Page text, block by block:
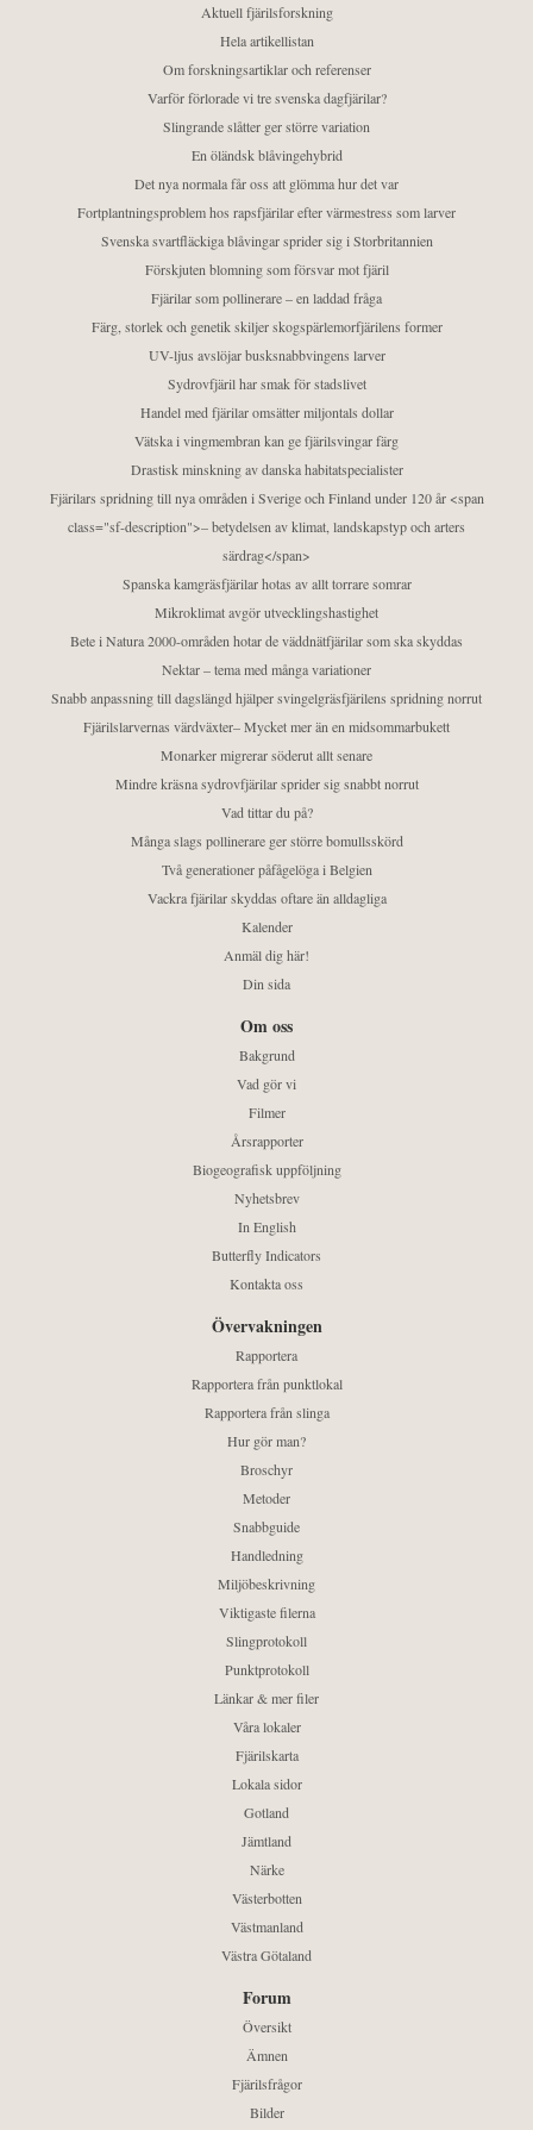
Aktuell fjärilsforskning
Hela artikellistan
Om forskningsartiklar och referenser
Varför förlorade vi tre svenska dagfjärilar?
Slingrande slåtter ger större variation
En öländsk blåvingehybrid
Det nya normala får oss att glömma hur det var
Fortplantningsproblem hos rapsfjärilar efter värmestress som larver
Svenska svartfläckiga blåvingar sprider sig i Storbritannien
Förskjuten blomning som försvar mot fjäril
Fjärilar som pollinerare – en laddad fråga
Färg, storlek och genetik skiljer skogspärlemorfjärilens former
UV-ljus avslöjar busksnabbvingens larver
Sydrovfjäril har smak för stadslivet
Handel med fjärilar omsätter miljontals dollar
Vätska i vingmembran kan ge fjärilsvingar färg
Drastisk minskning av danska habitatspecialister
Fjärilars spridning till nya områden i Sverige och Finland under 120 år <span
class="sf-description">– betydelsen av klimat, landskapstyp och arters
särdrag</span>
Spanska kamgräsfjärilar hotas av allt torrare somrar
Mikroklimat avgör utvecklingshastighet
Bete i Natura 2000-områden hotar de väddnätfjärilar som ska skyddas
Nektar – tema med många variationer
Snabb anpassning till dagslängd hjälper svingelgräsfjärilens spridning norrut
Fjärilslarvernas värdväxter– Mycket mer än en midsommarbukett
Monarker migrerar söderut allt senare
Mindre kräsna sydrovfjärilar sprider sig snabbt norrut
Vad tittar du på?
Många slags pollinerare ger större bomullsskörd
Två generationer påfågelöga i Belgien
Vackra fjärilar skyddas oftare än alldagliga
Kalender
Anmäl dig här!
Din sida
Om oss
Bakgrund
Vad gör vi
Filmer
Årsrapporter
Biogeografisk uppföljning
Nyhetsbrev
In English
Butterfly Indicators
Kontakta oss
Övervakningen
Rapportera
Rapportera från punktlokal
Rapportera från slinga
Hur gör man?
Broschyr
Metoder
Snabbguide
Handledning
Miljöbeskrivning
Viktigaste filerna
Slingprotokoll
Punktprotokoll
Länkar & mer filer
Våra lokaler
Fjärilskarta
Lokala sidor
Gotland
Jämtland
Närke
Västerbotten
Västmanland
Västra Götaland
Forum
Översikt
Ämnen
Fjärilsfrågor
Bilder